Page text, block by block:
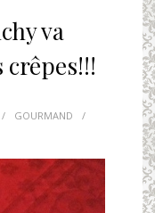
va
/ GOURMAND
/